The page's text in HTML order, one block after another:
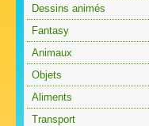
Dessins animés
Fantasy
Animaux
Objets
Aliments
Transport